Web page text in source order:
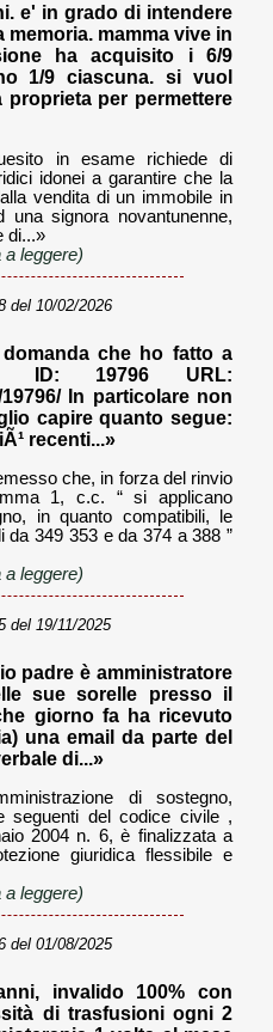
e' in grado di intendere
memoria. mamma vive in
ha acquisito i 6/9
1/9 ciascuna. si vuol
per permettere
in esame richiede di
idonei a garantire che la
vendita di un immobile in
una signora novantunenne,
di...»
a leggere)
del 10/02/2026
che ho fatto a
ID: 19796 URL:
In particolare non
capire quanto segue:
recenti...»
che, in forza del rinvio
1, c.c. “ si applicano
in quanto compatibili, le
da 349 353 e da 374 a 388 ”
a leggere)
del 19/11/2025
padre è amministratore
sue sorelle presso il
giorno fa ha ricevuto
una email da parte del
di...»
di sostegno,
seguenti del codice civile ,
2004 n. 6, è finalizzata a
giuridica flessibile e
a leggere)
del 01/08/2025
invalido 100% con
di trasfusioni ogni 2